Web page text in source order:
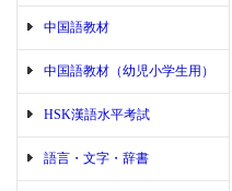
中国語教材
中国語教材（幼児小学生用）
HSK漢語水平考試
語言・文字・辞書